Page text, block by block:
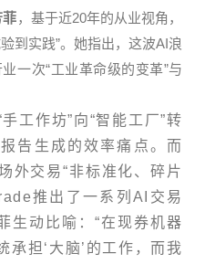
菲，基于近20年的从业视角，
到实践”。她指出，这波AI浪
一次“工业革命级的变革”与
工作坊”向“智能工厂”转
告生成的效率痛点。而
外交易“非标准化、碎片
推出了一系列AI交易
生动比喻：“在现券机器
承担‘大脑’的工作，而我